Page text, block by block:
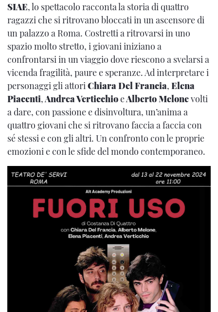
SIAE, lo spettacolo racconta la storia di quattro
ragazzi che si ritrovano bloccati in un ascensore di
un palazzo a Roma. Costretti a ritrovarsi in uno
spazio molto stretto, i giovani iniziano a
confrontarsi in un viaggio dove riescono a svelarsi a
vicenda fragilità, paure e speranze. Ad interpretare i
personaggi gli attoriChiara Del Francia, Elena
Piacenti,Andrea VerticchioeAlberto Melonevolti
a dare, con passione e disinvoltura, un’anima a
quattro giovani che si ritrovano faccia a faccia con
sé stessi e con gli altri. Un confronto con le proprie
emozioni e con le sfide del mondo contemporaneo.